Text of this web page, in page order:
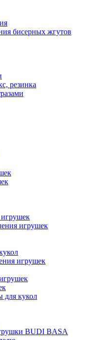
бисерных жгутов
резинка
игрушек
игрушек
для кукол
BUDI BASA